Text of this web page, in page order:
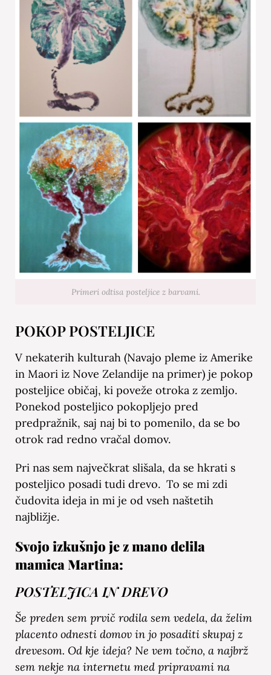
Primeri odtisa posteljice z barvami.
POKOP POSTELJICE
V nekaterih kulturah (Navajo pleme iz Amerike
in Maori iz Nove Zelandije na primer) je pokop
posteljice običaj, ki poveže otroka z zemljo.
Ponekod posteljico pokopljejo pred
predpražnik, saj naj bi to pomenilo, da se bo
otrok rad redno vračal domov.
Pri nas sem največkrat slišala, da se hkrati s
posteljico posadi tudi drevo. To se mi zdi
čudovita ideja in mi je od vseh naštetih
najbližje.
Svojo izkušnjo je z mano delila
mamica Martina:
POSTELJICA IN DREVO
Še preden sem prvič rodila sem vedela, da želim
placento odnesti domov in jo posaditi skupaj z
drevesom. Od kje ideja? Ne vem točno, a najbrž
sem nekje na internetu med pripravami na